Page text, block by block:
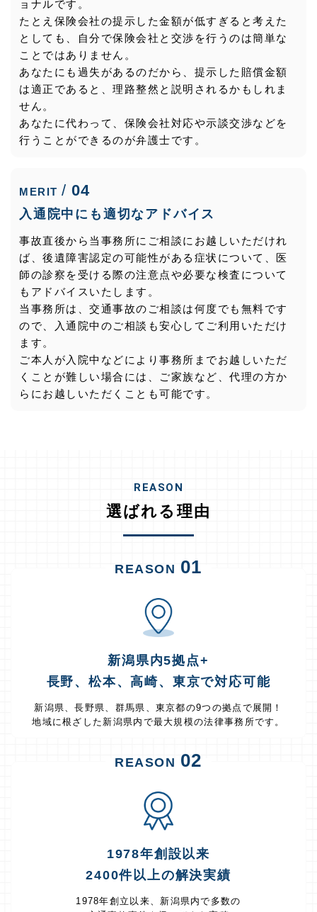
ョナルです。
たとえ保険会社の提示した金額が低すぎると考えた
としても、自分で保険会社と交渉を行うのは簡単な
ことではありません。
あなたにも過失があるのだから、提示した賠償金額
は適正であると、理路整然と説明されるかもしれま
せん。
あなたに代わって、保険会社対応や示談交渉などを
行うことができるのが弁護士です。
MERIT 04
入通院中にも適切なアドバイス
事故直後から当事務所にご相談にお越しいただけれ
ば、後遺障害認定の可能性がある症状について、医
師の診察を受ける際の注意点や必要な検査について
もアドバイスいたします。
当事務所は、交通事故のご相談は何度でも無料です
ので、入通院中のご相談も安心してご利用いただけ
ます。
ご本人が入院中などにより事務所までお越しいただ
くことが難しい場合には、ご家族など、代理の方か
らにお越しいただくことも可能です。
REASON
選ばれる理由
REASON 01
新潟県内5拠点+
長野、松本、高崎、東京で対応可能
新潟県、長野県、群馬県、東京都の9つの拠点で展開！
地域に根ざした新潟県内で最大規模の法律事務所です。
REASON 02
1978年創設以来
2400件以上の解決実績
1978年創立以来、新潟県内で多数の